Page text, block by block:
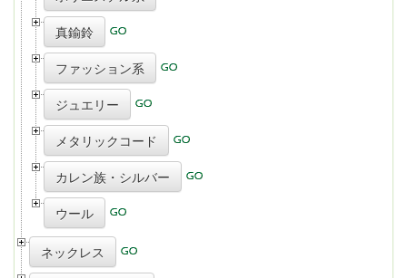
真鍮鈴
ファッション系
ジュエリー
メタリックコード
カレン族・シルバー
ウール
ネックレス